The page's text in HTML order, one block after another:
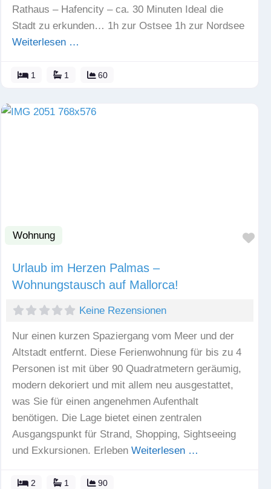
Rathaus – Hafencity – ca. 30 Minuten Ideal die
Stadt zu erkunden… 1h zur Ostsee 1h zur Nordsee
Weiterlesen …
1 1 60
Wohnung
Urlaub im Herzen Palmas –
Wohnungstausch auf Mallorca!
Keine Rezensionen
Nur einen kurzen Spaziergang vom Meer und der
Altstadt entfernt. Diese Ferienwohnung für bis zu 4
Personen ist mit über 90 Quadratmetern geräumig,
modern dekoriert und mit allem neu ausgestattet,
was Sie für einen angenehmen Aufenthalt
benötigen. Die Lage bietet einen zentralen
Ausgangspunkt für Strand, Shopping, Sightseeing
und Exkursionen. Erleben Weiterlesen …
2 1 90